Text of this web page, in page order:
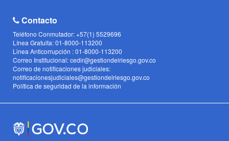
Contacto
Teléfono Conmutador: +57(1) 5529696
Línea Gratuita: 01-8000-113200
Linea Anticorrupción : 01-8000-113200
Correo Institucional: cedir@gestiondelriesgo.gov.co
Correo de notificaciones judiciales:
notificacionesjudiciales@gestiondelriesgo.gov.co
Política de seguridad de la información